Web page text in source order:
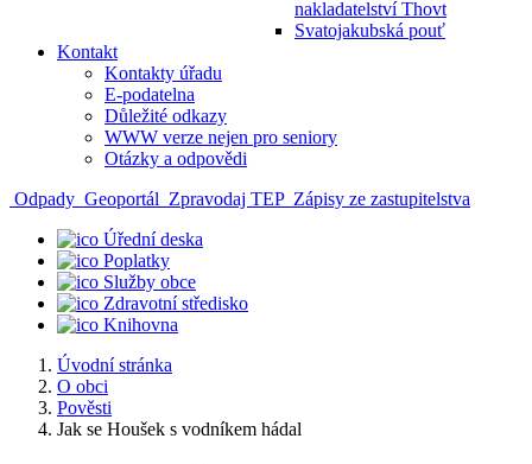
nakladatelství Thovt
Svatojakubská pouť
Kontakt
Kontakty úřadu
E-podatelna
Důležité odkazy
WWW verze nejen pro seniory
Otázky a odpovědi
Odpady Geoportál Zpravodaj TEP Zápisy ze zastupitelstva
Úřední deska
Poplatky
Služby obce
Zdravotní středisko
Knihovna
Úvodní stránka
O obci
Pověsti
Jak se Houšek s vodníkem hádal